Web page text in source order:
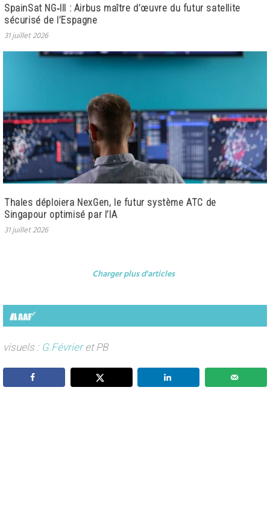
SpainSat NG‑III : Airbus maître d’œuvre du futur satellite
sécurisé de l’Espagne
31 juillet 2026
Thales déploiera NexGen, le futur système ATC de
Singapour optimisé par l’IA
31 juillet 2026
Charger plus d'articles
visuels : G.Févrieret PB